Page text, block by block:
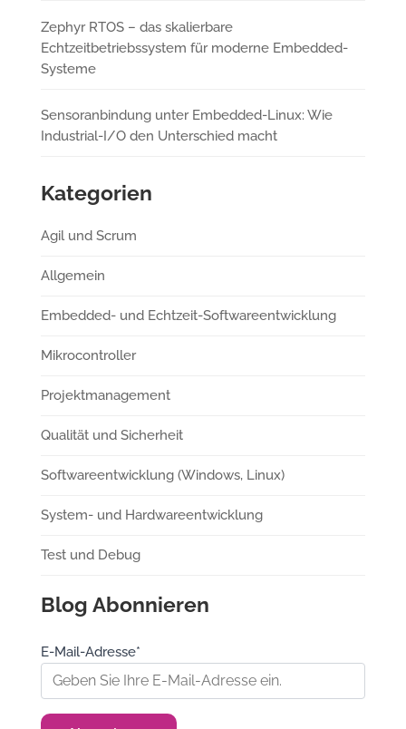
Zephyr RTOS – das skalierbare
Echtzeitbetriebssystem für moderne Embedded-
Systeme
Sensoranbindung unter Embedded-Linux: Wie
Industrial-I/O den Unterschied macht
Kategorien
Agil und Scrum
Allgemein
Embedded- und Echtzeit-Softwareentwicklung
Mikrocontroller
Projektmanagement
Qualität und Sicherheit
Softwareentwicklung (Windows, Linux)
System- und Hardwareentwicklung
Test und Debug
Blog Abonnieren
E-Mail-Adresse*